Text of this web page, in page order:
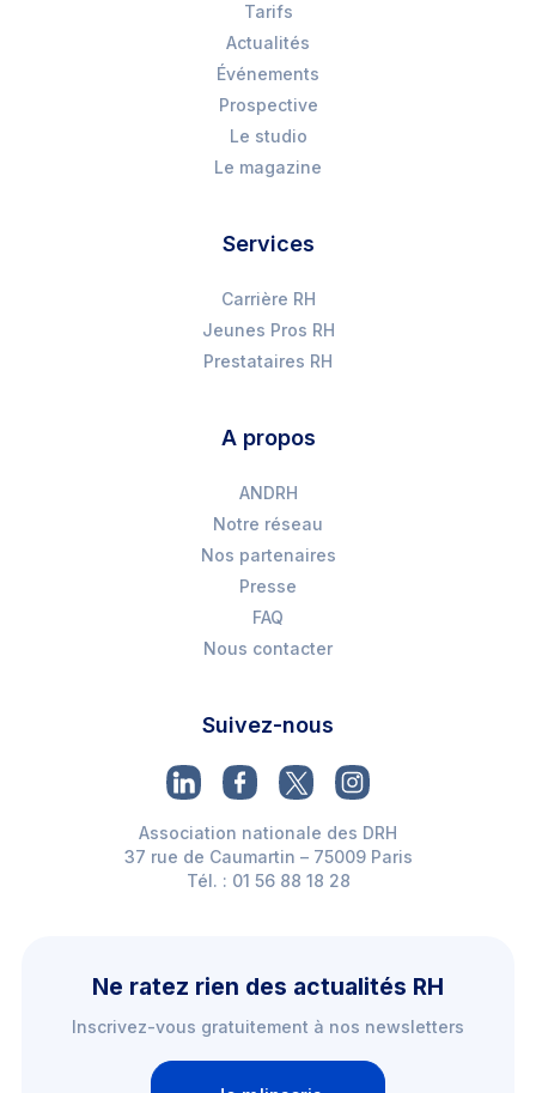
Tarifs
Actualités
Événements
Prospective
Le studio
Le magazine
Services
Carrière RH
Jeunes Pros RH
Prestataires RH
A propos
ANDRH
Notre réseau
Nos partenaires
Presse
FAQ
Nous contacter
Suivez-nous
Association nationale des DRH
37 rue de Caumartin – 75009 Paris
Tél. : 01 56 88 18 28
Ne ratez rien des actualités RH
Inscrivez-vous gratuitement à nos newsletters